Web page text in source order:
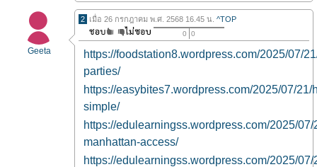
Geeta
2 เมื่อ 26 กรกฎาคม พ.ศ. 2568 16.45 น. ^TOP
0 0
https://foodstation8.wordpress.com/2025/07/
parties/
https://easybites7.wordpress.com/2025/07/
simple/
https://edulearningss.wordpress.com/2025/
manhattan-access/
https://edulearningss.wordpress.com/2025/